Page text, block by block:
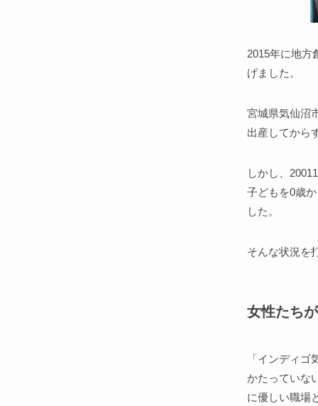
2015年に地方
げました。
宮城県気仙沼
出産してから
しかし、
子どもを0歳
した。
そんな状況を
女性たち
「インディ
かたっていな
に優しい職場